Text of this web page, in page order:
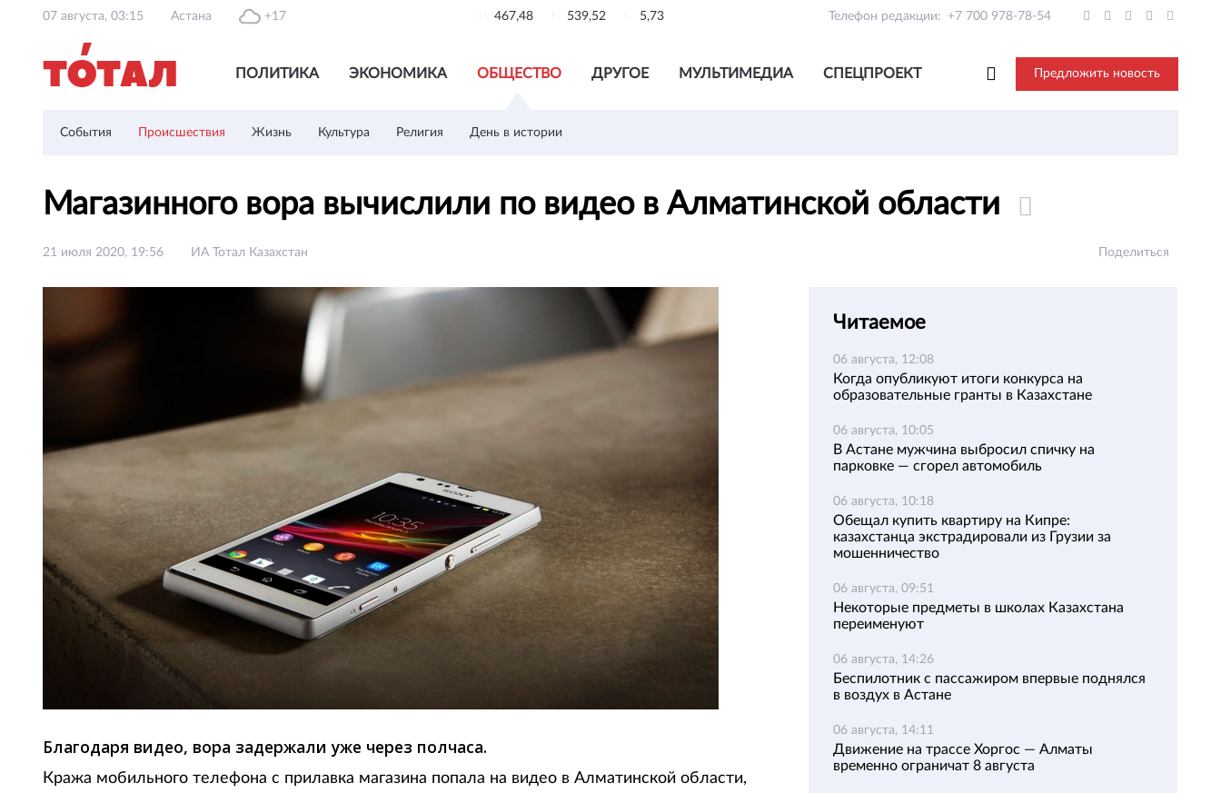
07 августа, 03:15 Астана +17 467,48 539,52 5,73 Телефон редакции: +7 700 978-78-54
ПОЛИТИКА ЭКОНОМИКА ОБЩЕСТВО ДРУГОЕ МУЛЬТИМЕДИА СПЕЦПРОЕКТ Предложить новость
События Происшествия Жизнь Культура Религия День в истории
Магазинного вора вычислили по видео в Алматинской области
21 июля 2020, 19:56 ИА Тотал Казахстан Поделиться
Благодаря видео, вора задержали уже через полчаса.
Кража мобильного телефона с прилавка магазина попала на видео в Алматинской области,
Читаемое
06 августа, 12:08
Когда опубликуют итоги конкурса на
образовательные гранты в Казахстане
06 августа, 10:05
В Астане мужчина выбросил спичку на
парковке — сгорел автомобиль
06 августа, 10:18
Обещал купить квартиру на Кипре:
казахстанца экстрадировали из Грузии за
мошенничество
06 августа, 09:51
Некоторые предметы в школах Казахстана
переименуют
06 августа, 14:26
Беспилотник с пассажиром впервые поднялся
в воздух в Астане
06 августа, 14:11
Движение на трассе Хоргос — Алматы
временно ограничат 8 августа